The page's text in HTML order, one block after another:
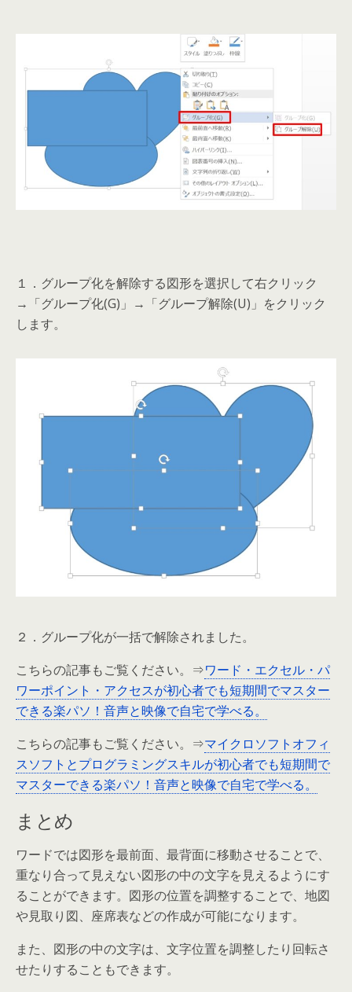
１．グループ化を解除する図形を選択して右クリック
→「グループ化(G)」→「グループ解除(U)」をクリック
します。
２．グループ化が一括で解除されました。
こちらの記事もご覧ください。⇒ワード・エクセル・パ
ワーポイント・アクセスが初心者でも短期間でマスター
できる楽パソ！音声と映像で自宅で学べる。
こちらの記事もご覧ください。⇒マイクロソフトオフィ
スソフトとプログラミングスキルが初心者でも短期間で
マスターできる楽パソ！音声と映像で自宅で学べる。
まとめ
ワードでは図形を最前面、最背面に移動させることで、
重なり合って見えない図形の中の文字を見えるようにす
ることができます。図形の位置を調整することで、地図
や見取り図、座席表などの作成が可能になります。
また、図形の中の文字は、文字位置を調整したり回転さ
せたりすることもできます。